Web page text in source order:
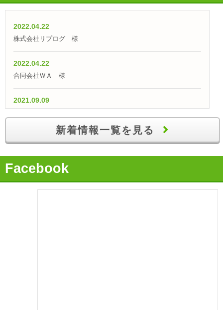
2022.04.22
株式会社リプログ 様
2022.04.22
合同会社ＷＡ 様
2021.09.09
2021.06.09
【融資実績】「事業実績が評価され、無事に運転資金を獲
新着情報一覧を見る
Facebook